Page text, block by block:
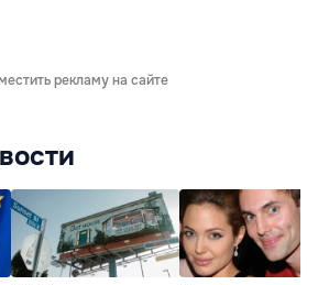
рекламу на сайте